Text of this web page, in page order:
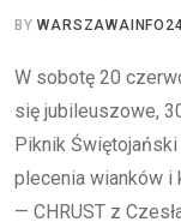
BY
W sobotę 20
się jubileuszowe,
Piknik
plecenia wianków i
— CHRUST z